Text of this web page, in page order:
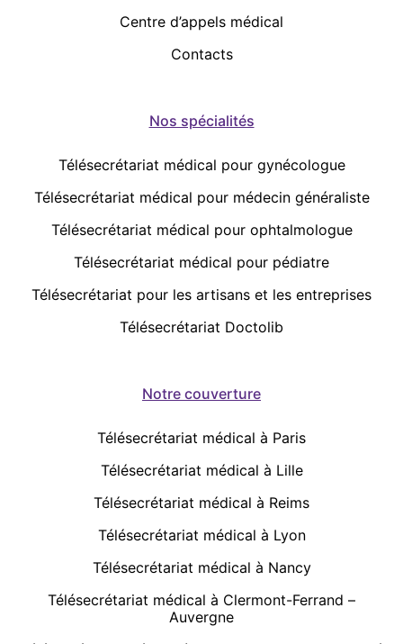
Centre d’appels médical
Contacts
Nos spécialités
Télésecrétariat médical pour gynécologue
Télésecrétariat médical pour médecin généraliste
Télésecrétariat médical pour ophtalmologue
Télésecrétariat médical pour pédiatre
Télésecrétariat pour les artisans et les entreprises
Télésecrétariat Doctolib
Notre couverture
Télésecrétariat médical à Paris
Télésecrétariat médical à Lille
Télésecrétariat médical à Reims
Télésecrétariat médical à Lyon
Télésecrétariat médical à Nancy
Télésecrétariat médical à Clermont-Ferrand –
Auvergne